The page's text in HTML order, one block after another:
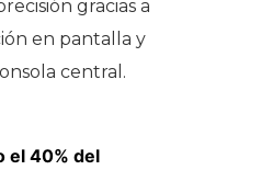
gracias a
en pantalla y
central.